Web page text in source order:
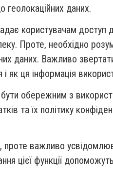
даних.
користувачам доступ
Проте, необхідно
даних. Важливо
як ця інформація
бути обережним з
та їх політику
проте важливо
цієї функції